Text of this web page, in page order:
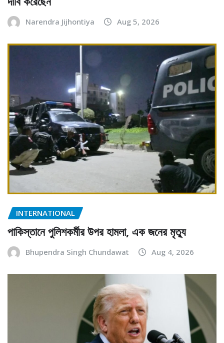
Narendra Jijhontiya Aug 5, 2026
INTERNATIONAL
পাকিস্তানে পুলিশকর্মীর উপর হামলা, এক জনের মৃত্যু
Bhupendra Singh Chundawat Aug 4, 2026